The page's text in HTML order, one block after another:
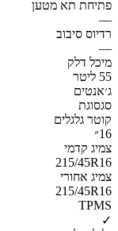
פתיחת תא מטען
—
רדיוס סיבוב
—
מיכל דלק
55 ליטר
ג׳אנטים
סגסוגת
קוטר גלגלים
16״
צמיג קדמי
215/45R16
צמיג אחורי
215/45R16
TPMS
✓